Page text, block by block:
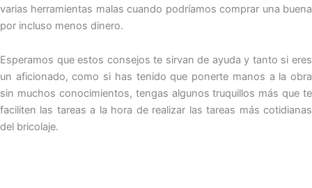
varias herramientas malas cuando podríamos comprar una buena
por incluso menos dinero.
Esperamos que estos consejos te sirvan de ayuda y tanto si eres
un aficionado, como si has tenido que ponerte manos a la obra
sin muchos conocimientos, tengas algunos truquillos más que te
faciliten las tareas a la hora de realizar las tareas más cotidianas
del bricolaje.